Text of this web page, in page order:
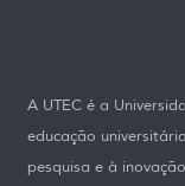
A UTEC é a
educação
pesquisa e à